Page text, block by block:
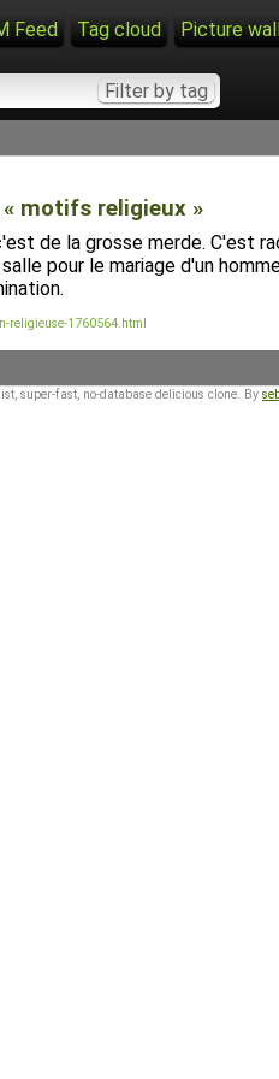
Feed Tag cloud Picture
motifs religieux »
de la grosse merde. C'est
pour le mariage d'un
religieuse-1760564.html
super-fast, no-database delicious clone. By